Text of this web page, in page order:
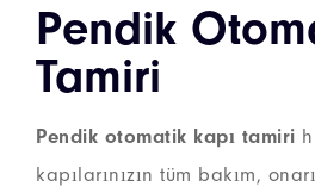
Pendik
Tamiri
Pendik otomatik kapı tamiri
kapılarınızın tüm bakım,